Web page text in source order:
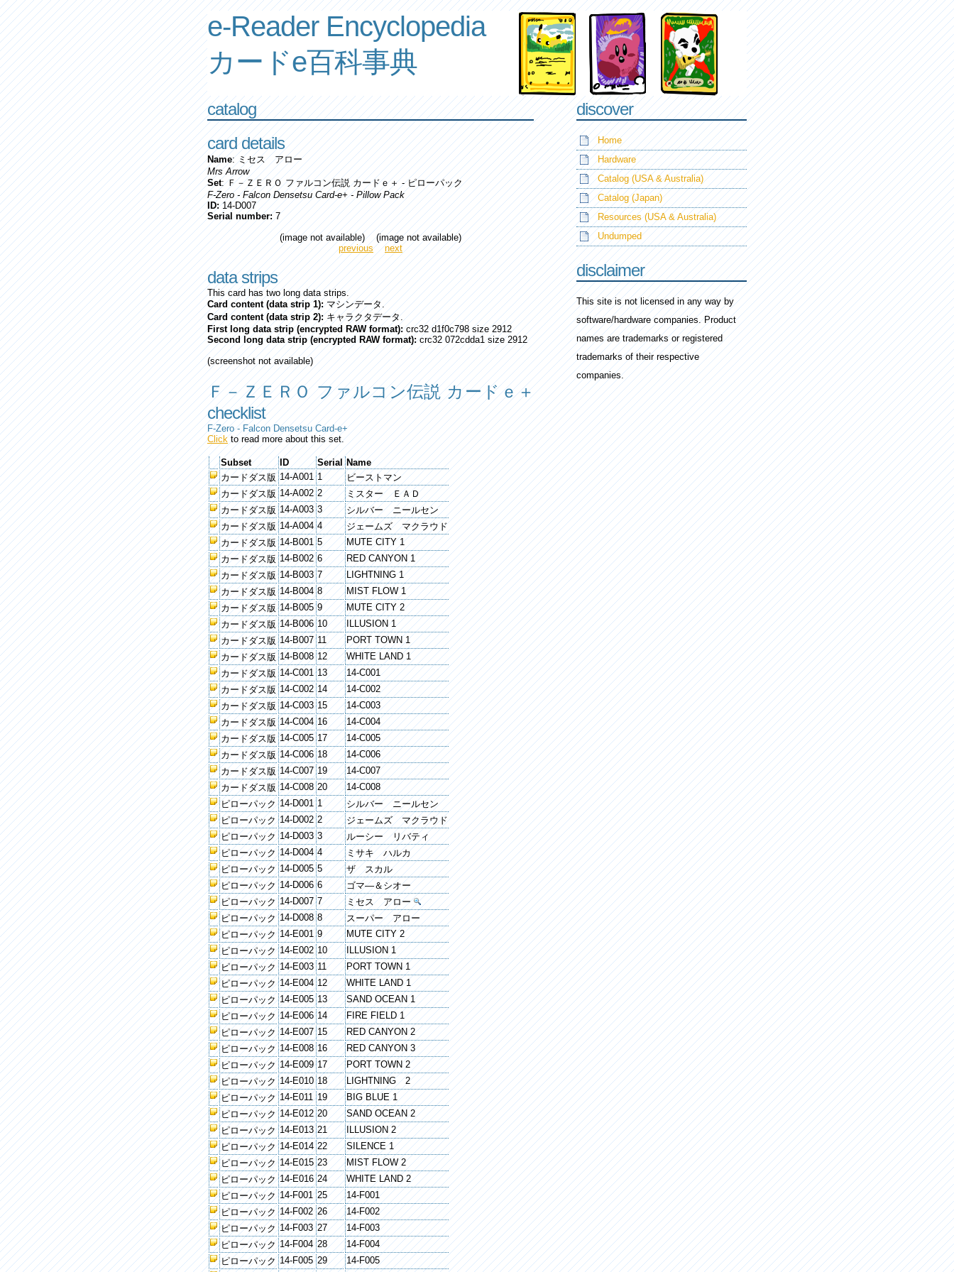
e-Reader Encyclopedia
カードe百科事典
catalog
card details
Name: ミセス アロー
Mrs Arrow
Set: Ｆ－ＺＥＲＯ ファルコン伝説 カードｅ＋ - ピローパック
F-Zero - Falcon Densetsu Card-e+ - Pillow Pack
ID:14-D007
Serial number:7
(image not available) (image not available)
previous
next
data strips
This card has two long data strips.
Card content (data strip 1):マシンデータ.
Card content (data strip 2):キャラクタデータ.
First long data strip (encrypted RAW format):crc32 d1f0c798 size 2912
Second long data strip (encrypted RAW format):crc32 072cdda1 size 2912
(screenshot not available)
Ｆ－ＺＥＲＯ ファルコン伝説 カードｅ＋
checklist
F-Zero - Falcon Densetsu Card-e+
Clickto read more about this set.
Subset ID Serial Name
カードダス版 14-A001 1
ビーストマン
カードダス版 14-A002 2
ミスター ＥＡＤ
カードダス版 14-A003 3
シルバー ニールセン
カードダス版 14-A004 4
ジェームズ マクラウド
カードダス版 14-B001 5
MUTE CITY 1
カードダス版 14-B002 6
RED CANYON 1
カードダス版 14-B003 7
LIGHTNING 1
カードダス版 14-B004 8
MIST FLOW 1
カードダス版 14-B005 9
MUTE CITY 2
カードダス版 14-B006 10
ILLUSION 1
カードダス版 14-B007 11
PORT TOWN 1
カードダス版 14-B008 12
WHITE LAND 1
カードダス版 14-C001 13
14-C001
カードダス版 14-C002 14
14-C002
カードダス版 14-C003 15
14-C003
カードダス版 14-C004 16
14-C004
カードダス版 14-C005 17
14-C005
カードダス版 14-C006 18
14-C006
カードダス版 14-C007 19
14-C007
カードダス版 14-C008 20
14-C008
ピローパック 14-D001 1
シルバー ニールセン
ピローパック 14-D002 2
ジェームズ マクラウド
ピローパック 14-D003 3
ルーシー リバティ
ピローパック 14-D004 4
ミサキ ハルカ
ピローパック 14-D005 5
ザ スカル
ピローパック 14-D006 6
ゴマ―＆シオー
ピローパック 14-D007 7
ミセス アロー
ピローパック 14-D008 8
スーパー アロー
ピローパック 14-E001 9
MUTE CITY 2
ピローパック 14-E002 10
ILLUSION 1
ピローパック 14-E003 11
PORT TOWN 1
ピローパック 14-E004 12
WHITE LAND 1
ピローパック 14-E005 13
SAND OCEAN 1
ピローパック 14-E006 14
FIRE FIELD 1
ピローパック 14-E007 15
RED CANYON 2
ピローパック 14-E008 16
RED CANYON 3
ピローパック 14-E009 17
PORT TOWN 2
ピローパック 14-E010 18
LIGHTNING 2
ピローパック 14-E011 19
BIG BLUE 1
ピローパック 14-E012 20
SAND OCEAN 2
ピローパック 14-E013 21
ILLUSION 2
ピローパック 14-E014 22
SILENCE 1
ピローパック 14-E015 23
MIST FLOW 2
ピローパック 14-E016 24
WHITE LAND 2
ピローパック 14-F001 25
14-F001
ピローパック 14-F002 26
14-F002
ピローパック 14-F003 27
14-F003
ピローパック 14-F004 28
14-F004
ピローパック 14-F005 29
14-F005
discover
Home
Hardware
Catalog (USA & Australia)
Catalog (Japan)
Resources (USA & Australia)
Undumped
disclaimer
This site is not licensed in any way by
software/hardware companies. Product
names are trademarks or registered
trademarks of their respective
companies.